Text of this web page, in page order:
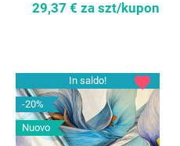
29,37 € za szt/kupon
In saldo!
-20%
Nuovo
favorite